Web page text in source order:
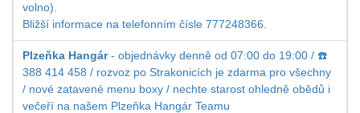
volno).
Bližší informace na telefonním čísle 777248366.
Plzeňka Hangár- objednávky denně od 07:00 do 19:00 / ☎️
388 414 458 / rozvoz po Strakonicích je zdarma pro všechny
/ nové zatavené menu boxy / nechte starost ohledně obědů i
večeří na našem Plzeňka Hangár Teamu